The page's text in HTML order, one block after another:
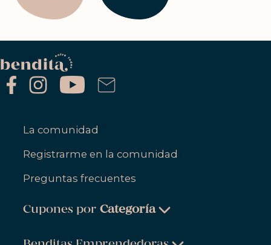
La comunidad
Registrarme en la comunidad
Preguntas frecuentes
Cupones porCategoría